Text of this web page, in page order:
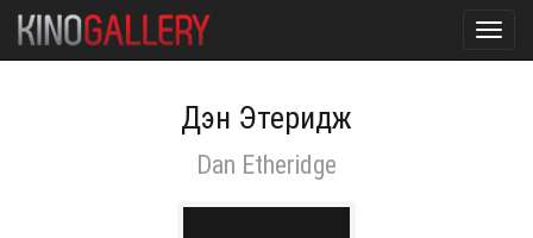
Дэн Этеридж
Dan Etheridge